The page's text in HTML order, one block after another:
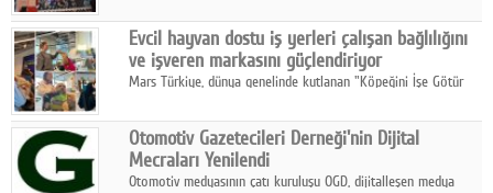
Google Plus
© 2026 TÜM HAKLARI SAKLIDIR
Fuarı'nda sektör profesyonelleri, iş ortakları, bayiler ve son
kullanıcılarla bir araya geldi.
Evcil hayvan dostu iş yerleri çalışan bağlılığını
ve işveren markasını güçlendiriyor
Mars Türkiye, dünya genelinde kutlanan "Köpeğini İşe Götür
çalışan bağlılığı, iyi olma hali ve işveren markası üzerindeki
etkisine dikkat çekti.
Otomotiv Gazetecileri Derneği'nin Dijital
Mecraları Yenilendi
Otomotiv medyasının çatı kuruluşu OGD, dijitalleşen medya